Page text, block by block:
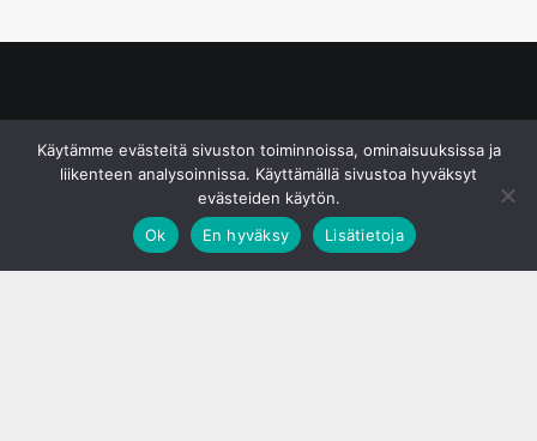
Käytämme evästeitä sivuston toiminnoissa, ominaisuuksissa ja
liikenteen analysoinnissa. Käyttämällä sivustoa hyväksyt
evästeiden käytön.
Ok
En hyväksy Lisätietoja